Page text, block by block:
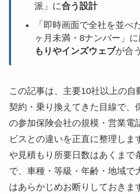
派」に合う設計
「即時画面で全社を並べ
ヶ月未満・8ナンバー」に
もりやインズウェブが合
この記事は、主要10社以上の自
契約・乗り換えてきた目線で、
の参加保険会社の規模・営業電
ビスとの違いを正直に整理しま
や見積もり所要日数はあくまで
で、車種・等級・年齢・地域で
はあらかじめお断りしておきま